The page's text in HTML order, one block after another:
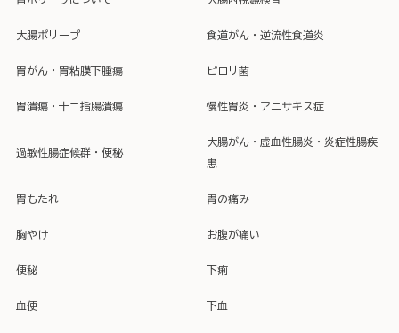
大腸ポリープ 食道がん・逆流性食道炎
胃がん・胃粘膜下腫瘍 ピロリ菌
胃潰瘍・十二指腸潰瘍 慢性胃炎・アニサキス症
過敏性腸症候群・便秘
大腸がん・虚血性腸炎・炎症性腸疾
患
胃もたれ 胃の痛み
胸やけ お腹が痛い
便秘 下痢
血便 下血